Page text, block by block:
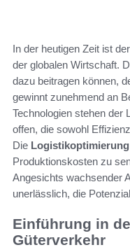
In der heutigen Zeit ist
der globalen Wirtschaft.
dazu beitragen können,
gewinnt zunehmend an
Technologien stehen der
offen, die sowohl
Die
Produktionskosten zu
Angesichts wachsender
unerlässlich, die
Einführung in
Güterverkehr